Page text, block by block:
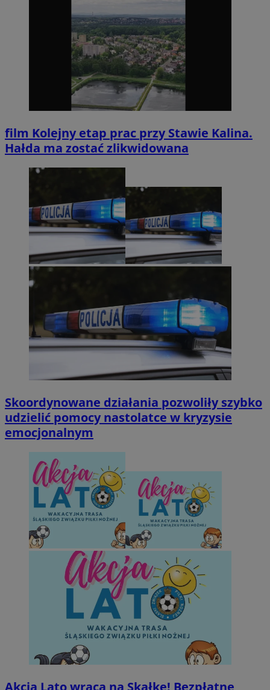
film Kolejny etap prac przy Stawie Kalina.
Hałda ma zostać zlikwidowana
Skoordynowane działania pozwoliły szybko
udzielić pomocy nastolatce w kryzysie
emocjonalnym